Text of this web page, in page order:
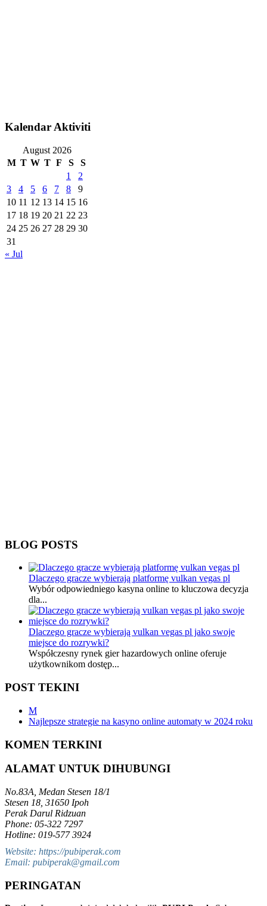
Kalendar Aktiviti
August 2026
M T W T F S
S
1
2
3
4 5 6 7 8
9
10 11 12 13 14 15 16
17 18 19 20 21 22 23
24 25 26 27 28 29 30
31
« Jul
BLOG POSTS
Dlaczego gracze wybierają platformę vulkan vegas pl
Wybór odpowiedniego kasyna online to kluczowa decyzja
dla...
Dlaczego gracze wybierają vulkan vegas pl jako swoje
miejsce do rozrywki?
Współczesny rynek gier hazardowych online oferuje
użytkownikom dostęp...
POST TEKINI
M
Najlepsze strategie na kasyno online automaty w 2024 roku
KOMEN TERKINI
ALAMAT UNTUK DIHUBUNGI
No.83A, Medan Stesen 18/1
Stesen 18, 31650 Ipoh
Perak Darul Ridzuan
Phone: 05-322 7297
Hotline: 019-577 3924
Website: https://pubiperak.com
Email: pubiperak@gmail.com
PERINGATAN